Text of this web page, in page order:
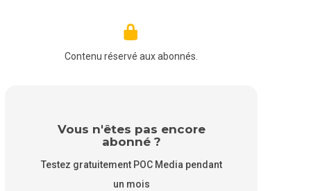
Contenu réservé aux abonnés.
Vous n'êtes pas encore
abonné ?
Testez gratuitement POC Media pendant
un mois